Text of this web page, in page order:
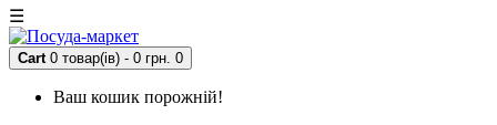
☰
Cart 0 товар(ів) - 0 грн. 0
Ваш кошик порожній!